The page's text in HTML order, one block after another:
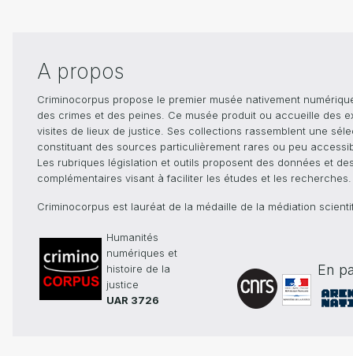
A propos
Criminocorpus propose le premier musée nativement
des crimes et des peines. Ce musée produit ou accueille des
visites de lieux de justice. Ses collections rassemblent une
constituant des sources particulièrement rares ou peu
Les rubriques législation et outils proposent des données et
complémentaires visant à faciliter les études et les recherches.
Criminocorpus est lauréat de la médaille de la médiation
Humanités
numériques et
histoire de la
justice
UAR 3726
En